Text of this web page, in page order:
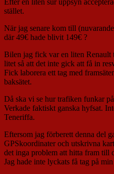
Efter en liten sur uppsyn
stället.
När jag senare kom till
där 49€ hade blivit 149€ ?
Bilen jag fick var en liten Renault
litet så att det inte gick att få in
Fick laborera ett tag med
baksätet.
Då ska vi se hur trafiken funkar
Verkade faktiskt ganska hyfsat.
Teneriffa.
Eftersom jag förberett denna del
GPSkoordinater och utskrivna
det inga problem att hitta fram till
Jag hade inte lyckats få tag på